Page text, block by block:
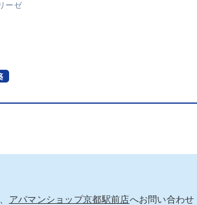
ーゼ
アパマンショップ京都駅前店へお問い合わせ